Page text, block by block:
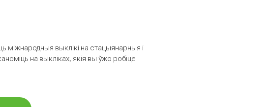
выклікі на стацыянарныя і
на выкліках, якія вы ўжо робіце